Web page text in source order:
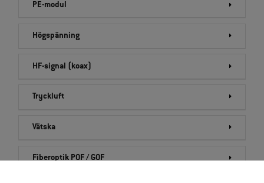
PE-modul
Högspänning
HF-signal (koax)
Tryckluft
Vätska
Fiberoptik POF / GOF